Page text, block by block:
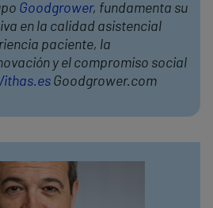
Goodgrower, fundamenta su
en la calidad asistencial
paciente, la
y el compromiso social
Goodgrower.com